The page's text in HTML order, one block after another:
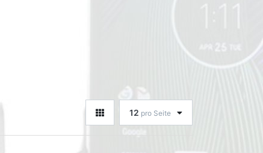
12 pro Seite